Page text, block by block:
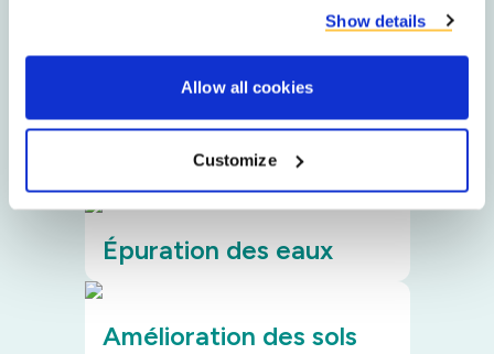
Show details
Allow all cookies
Customize
Filters
Installations de biogaz
Épuration des eaux
Amélioration des sols